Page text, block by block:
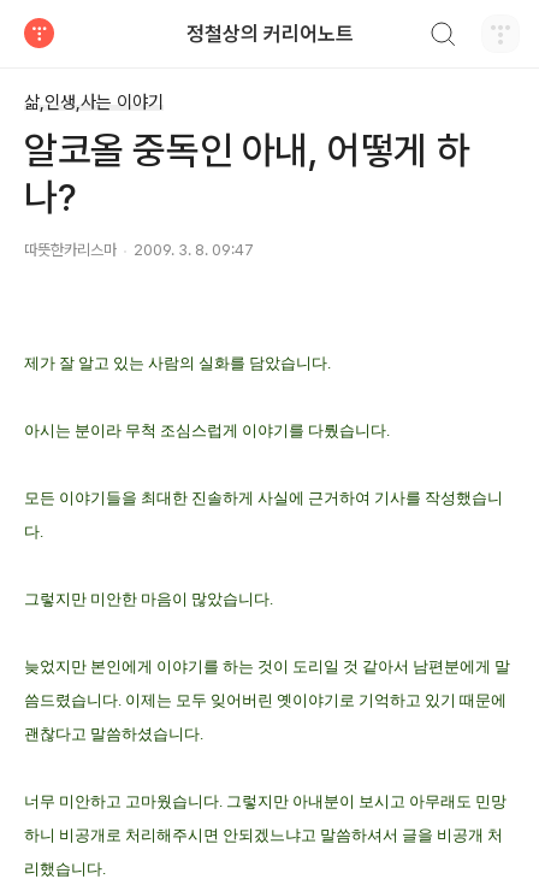
정철상의 커리어노트
삶,인생,사는 이야기
알코올 중독인 아내, 어떻게 하
나?
따뜻한카리스마 2009. 3. 8. 09:47
제가 잘 알고 있는 사람의 실화를 담았습니다.
아시는 분이라 무척 조심스럽게 이야기를 다뤘습니다.
모든 이야기들을 최대한 진솔하게 사실에 근거하여 기사를 작성했습니
다.
그렇지만 미안한 마음이 많았습니다.
늦었지만 본인에게 이야기를 하는 것이 도리일 것 같아서 남편분에게 말
씀드렸습니다. 이제는 모두 잊어버린 옛이야기로 기억하고 있기 때문에
괜찮다고 말씀하셨습니다.
너무 미안하고 고마웠습니다. 그렇지만 아내분이 보시고 아무래도 민망
하니 비공개로 처리해주시면 안되겠느냐고 말씀하셔서 글을 비공개 처
리했습니다.